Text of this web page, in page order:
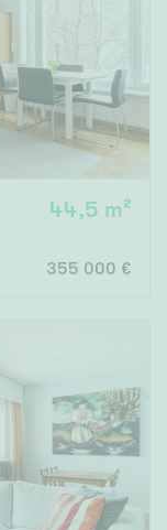
44,5 m²
355 000 €